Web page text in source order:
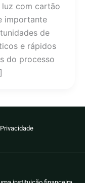
com cartão
importante
de
e rápidos
do processo